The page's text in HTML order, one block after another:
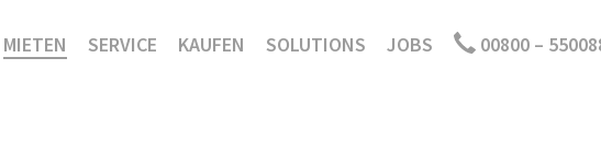
MIETEN SERVICE KAUFEN SOLUTIONS JOBS 00800 –